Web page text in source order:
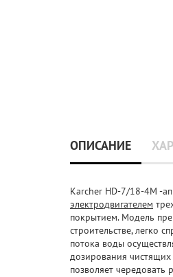
ОПИСАНИЕ
Karcher HD-7/18-4M -
электродвигателем
покрытием. Модель
строительстве, легко
потока воды
дозирования
позволяет чередовать